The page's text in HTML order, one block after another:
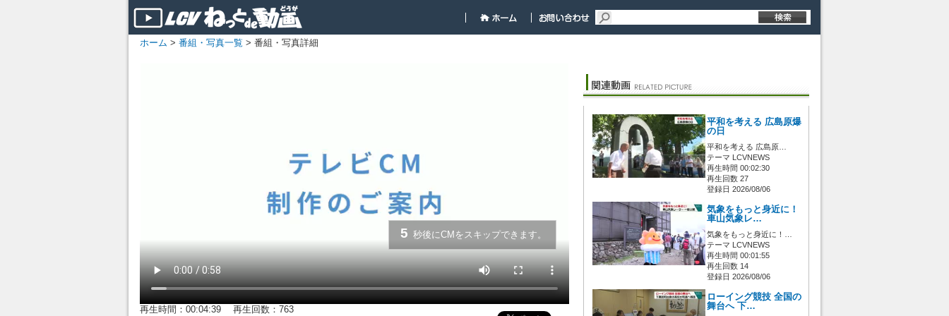
ホーム > 番組・写真一覧 > 番組・写真詳細
5 秒後にCMをスキップできます。
再生時間：00:04:39 再生回数：763
平和を考える 広島原爆
の日
平和を考える 広島原…
テーマ LCVNEWS
再生時間 00:02:30
再生回数 27
登録日 2026/08/06
気象をもっと身近に！
車山気象レ…
気象をもっと身近に！…
テーマ LCVNEWS
再生時間 00:01:55
再生回数 14
登録日 2026/08/06
ローイング競技 全国の
舞台へ 下…